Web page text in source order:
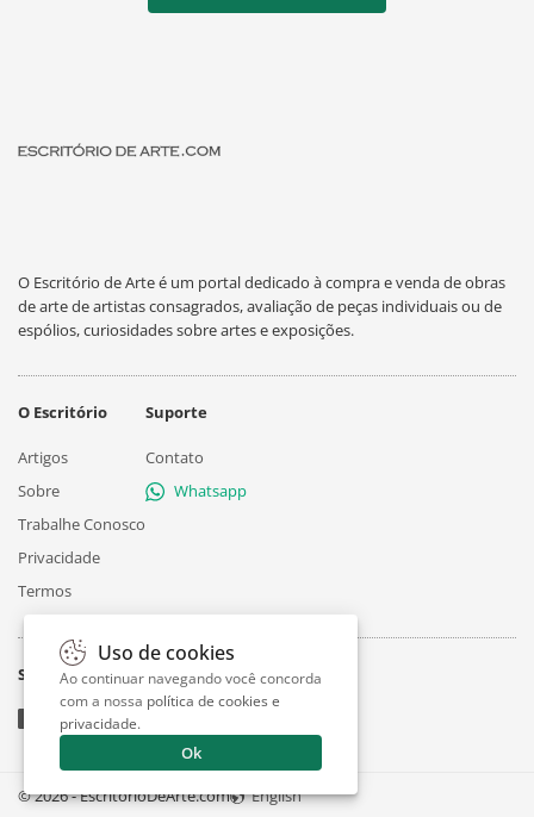
O Escritório de Arte é um portal dedicado à compra e venda de obras
de arte de artistas consagrados, avaliação de peças individuais ou de
espólios, curiosidades sobre artes e exposições.
O Escritório
Artigos
Sobre
Trabalhe Conosco
Privacidade
Termos
Suporte
Contato
Whatsapp
Siga
© 2026 - EscritorioDeArte.com English
Uso de cookies
Ao continuar navegando você concorda
com a nossa política de cookies e
privacidade.
Ok